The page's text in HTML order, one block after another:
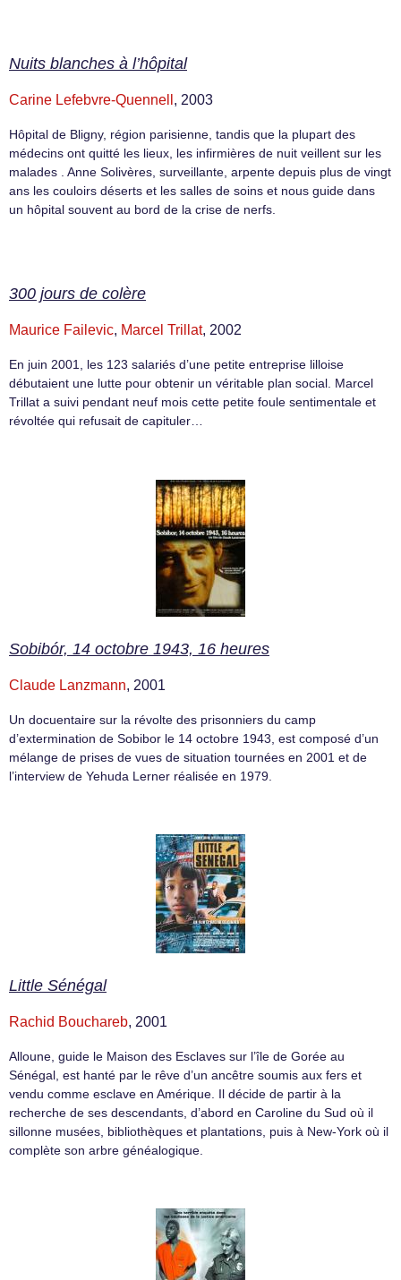
Nuits blanches à l’hôpital
Carine Lefebvre-Quennell , 2003
Hôpital de Bligny, région parisienne, tandis que la plupart des
médecins ont quitté les lieux, les infirmières de nuit veillent sur les
malades . Anne Solivères, surveillante, arpente depuis plus de vingt
ans les couloirs déserts et les salles de soins et nous guide dans
un hôpital souvent au bord de la crise de nerfs.
300 jours de colère
Maurice Failevic, Marcel Trillat, 2002
En juin 2001, les 123 salariés d’une petite entreprise lilloise
débutaient une lutte pour obtenir un véritable plan social. Marcel
Trillat a suivi pendant neuf mois cette petite foule sentimentale et
révoltée qui refusait de capituler…
Sobibór, 14 octobre 1943, 16 heures
Claude Lanzmann, 2001
Un docuentaire sur la révolte des prisonniers du camp
d’extermination de Sobibor le 14 octobre 1943, est composé d’un
mélange de prises de vues de situation tournées en 2001 et de
l’interview de Yehuda Lerner réalisée en 1979.
Little Sénégal
Rachid Bouchareb, 2001
Alloune, guide le Maison des Esclaves sur l’île de Gorée au
Sénégal, est hanté par le rêve d’un ancêtre soumis aux fers et
vendu comme esclave en Amérique. Il décide de partir à la
recherche de ses descendants, d’abord en Caroline du Sud où il
sillonne musées, bibliothèques et plantations, puis à New-York où il
complète son arbre généalogique.